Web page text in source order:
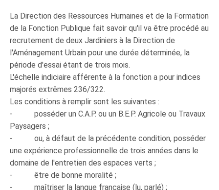
La Direction des Ressources Humaines et de la Formation
de la Fonction Publique fait savoir qu'il va être procédé au
recrutement de deux Jardiniers à la Direction de
l'Aménagement Urbain pour une durée déterminée, la
période d'essai étant de trois mois.
L'échelle indiciaire afférente à la fonction a pour indices
majorés extrêmes 236/322.
Les conditions à remplir sont les suivantes :
- posséder un C.A.P. ou un B.E.P. Agricole ou Travaux
Paysagers ;
- ou, à défaut de la précédente condition, posséder
une expérience professionnelle de trois années dans le
domaine de l'entretien des espaces verts ;
- être de bonne moralité ;
- maîtriser la langue française (lu, parlé) ;